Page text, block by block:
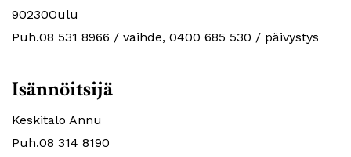
90230Oulu
Puh.08 531 8966 / vaihde, 0400 685 530 / päivystys
Isännöitsijä
Keskitalo Annu
Puh.08 314 8190